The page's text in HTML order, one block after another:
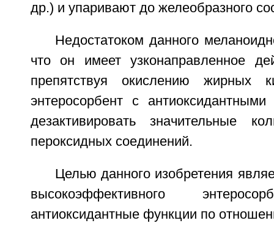
др.) и упаривают до желеобразного
Недостатоком данного
что он имеет узконаправленное
препятствуя окислению жирных
энтеросорбент с
дезактивировать значительные
пероксидных соединений.
Целью данного изобретения
высокоэффективного
антиоксидантные функции по